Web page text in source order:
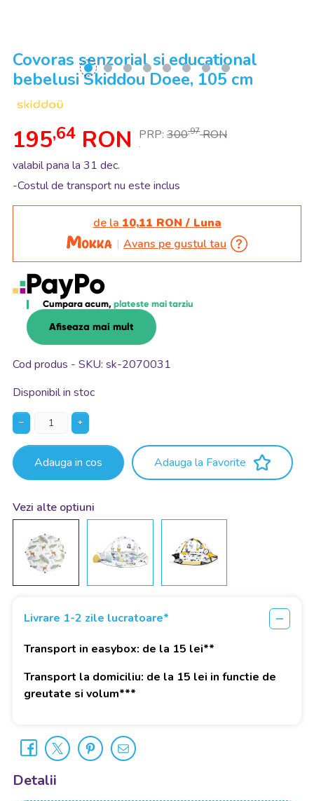
Covoras senzorial si educational
bebelusi Skiddou Doee, 105 cm
195,64 RON PRP: 300,97 RON
.
valabil pana la 31 dec.
-Costul de transport nu este inclus
de la 10,11 RON / Luna
Avans pe gustul tau
Cumpara acum, plateste mai tarziu
Afiseaza mai mult
Cod produs - SKU sk-2070031
Disponibil in stoc
− +
Adauga in cos Adauga la Favorite
Vezi alte optiuni
Livrare 1-2 zile lucratoare*
Transport in easybox: de la 15 lei**
Transport la domiciliu: de la 15 lei in functie de
greutate si volum***
Detalii